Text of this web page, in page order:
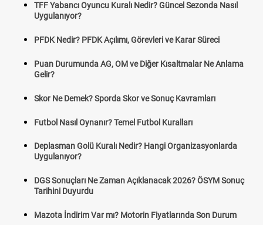
TFF Yabancı Oyuncu Kuralı Nedir? Güncel Sezonda Nasıl
Uygulanıyor?
PFDK Nedir? PFDK Açılımı, Görevleri ve Karar Süreci
Puan Durumunda AG, OM ve Diğer Kısaltmalar Ne Anlama
Gelir?
Skor Ne Demek? Sporda Skor ve Sonuç Kavramları
Futbol Nasıl Oynanır? Temel Futbol Kuralları
Deplasman Golü Kuralı Nedir? Hangi Organizasyonlarda
Uygulanıyor?
DGS Sonuçları Ne Zaman Açıklanacak 2026? ÖSYM Sonuç
Tarihini Duyurdu
Mazota İndirim Var mı? Motorin Fiyatlarında Son Durum